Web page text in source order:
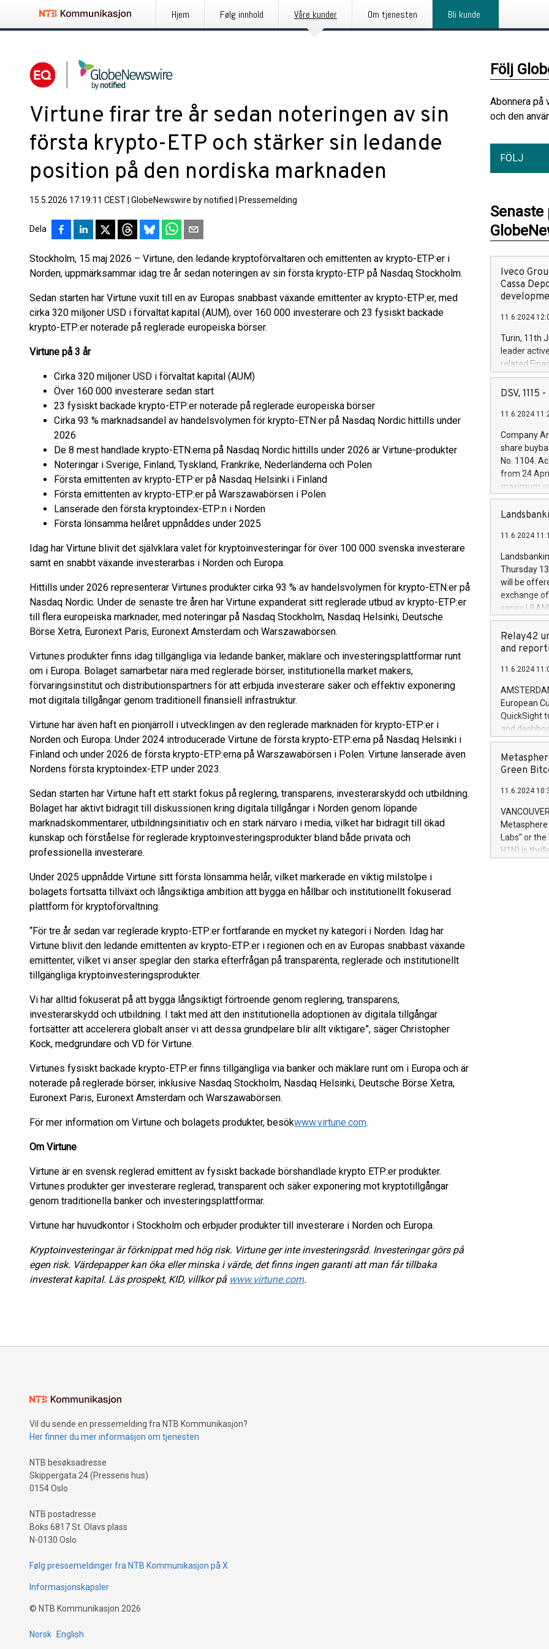
Hjem Følg innhold Våre kunder Om tjenesten Bli kunde
Virtune firar tre år sedan noteringen av sin
första krypto-ETP och stärker sin ledande
position på den nordiska marknaden
15.5.2026 17:19:11 CEST GlobeNewswire by notified Pressemelding
Dela
Stockholm, 15 maj 2026 – Virtune, den ledande kryptoförvaltaren och emittenten av krypto-ETP:er i
Norden, uppmärksammar idag tre år sedan noteringen av sin första krypto-ETP på Nasdaq Stockholm.
Sedan starten har Virtune vuxit till en av Europas snabbast växande emittenter av krypto-ETP:er, med
cirka 320 miljoner USD i förvaltat kapital (AUM), över 160 000 investerare och 23 fysiskt backade
krypto-ETP:er noterade på reglerade europeiska börser.
Virtune på 3 år
Cirka 320 miljoner USD i förvaltat kapital (AUM)
Över 160 000 investerare sedan start
23 fysiskt backade krypto-ETP:er noterade på reglerade europeiska börser
Cirka 93 % marknadsandel av handelsvolymen för krypto-ETN:er på Nasdaq Nordic hittills under
2026
De 8 mest handlade krypto-ETN:erna på Nasdaq Nordic hittills under 2026 är Virtune-produkter
Noteringar i Sverige, Finland, Tyskland, Frankrike, Nederländerna och Polen
Första emittenten av krypto-ETP:er på Nasdaq Helsinki i Finland
Första emittenten av krypto-ETP:er på Warszawabörsen i Polen
Lanserade den första kryptoindex-ETP:n i Norden
Första lönsamma helåret uppnåddes under 2025
Idag har Virtune blivit det självklara valet för kryptoinvesteringar för över 100 000 svenska investerare
samt en snabbt växande investerarbas i Norden och Europa.
Hittills under 2026 representerar Virtunes produkter cirka 93 % av handelsvolymen för krypto-ETN:er på
Nasdaq Nordic. Under de senaste tre åren har Virtune expanderat sitt reglerade utbud av krypto-ETP:er
till flera europeiska marknader, med noteringar på Nasdaq Stockholm, Nasdaq Helsinki, Deutsche
Börse Xetra, Euronext Paris, Euronext Amsterdam och Warszawabörsen.
Virtunes produkter finns idag tillgängliga via ledande banker, mäklare och investeringsplattformar runt
om i Europa. Bolaget samarbetar nära med reglerade börser, institutionella market makers,
förvaringsinstitut och distributionspartners för att erbjuda investerare säker och effektiv exponering
mot digitala tillgångar genom traditionell finansiell infrastruktur.
Virtune har även haft en pionjärroll i utvecklingen av den reglerade marknaden för krypto-ETP:er i
Norden och Europa. Under 2024 introducerade Virtune de första krypto-ETP:erna på Nasdaq Helsinki i
Finland och under 2026 de första krypto-ETP:erna på Warszawabörsen i Polen. Virtune lanserade även
Nordens första kryptoindex-ETP under 2023.
Sedan starten har Virtune haft ett starkt fokus på reglering, transparens, investerarskydd och utbildning.
Bolaget har aktivt bidragit till diskussionen kring digitala tillgångar i Norden genom löpande
marknadskommentarer, utbildningsinitiativ och en stark närvaro i media, vilket har bidragit till ökad
kunskap och förståelse för reglerade kryptoinvesteringsprodukter bland både privata och
professionella investerare.
Under 2025 uppnådde Virtune sitt första lönsamma helår, vilket markerade en viktig milstolpe i
bolagets fortsatta tillväxt och långsiktiga ambition att bygga en hållbar och institutionellt fokuserad
plattform för kryptoförvaltning.
“För tre år sedan var reglerade krypto-ETP:er fortfarande en mycket ny kategori i Norden. Idag har
Virtune blivit den ledande emittenten av krypto-ETP:er i regionen och en av Europas snabbast växande
emittenter, vilket vi anser speglar den starka efterfrågan på transparenta, reglerade och institutionellt
tillgängliga kryptoinvesteringsprodukter.
Vi har alltid fokuserat på att bygga långsiktigt förtroende genom reglering, transparens,
investerarskydd och utbildning. I takt med att den institutionella adoptionen av digitala tillgångar
fortsätter att accelerera globalt anser vi att dessa grundpelare blir allt viktigare”, säger Christopher
Kock, medgrundare och VD för Virtune.
Virtunes fysiskt backade krypto-ETP:er finns tillgängliga via banker och mäklare runt om i Europa och är
noterade på reglerade börser, inklusive Nasdaq Stockholm, Nasdaq Helsinki, Deutsche Börse Xetra,
Euronext Paris, Euronext Amsterdam och Warszawabörsen.
För mer information om Virtune och bolagets produkter, besökwww.virtune.com.
Om Virtune
Virtune är en svensk reglerad emittent av fysiskt backade börshandlade krypto ETP:er produkter.
Virtunes produkter ger investerare reglerad, transparent och säker exponering mot kryptotillgångar
genom traditionella banker och investeringsplattformar.
Virtune har huvudkontor i Stockholm och erbjuder produkter till investerare i Norden och Europa.
Kryptoinvesteringar är förknippat med hög risk. Virtune ger inte investeringsråd. Investeringar görs på
egen risk. Värdepapper kan öka eller minska i värde, det finns ingen garanti att man får tillbaka
investerat kapital. Läs prospekt, KID, villkor på www.virtune.com.
Följ
Abonnera på
och den
FÖLJ
Iveco
Cassa
11.6.2024
Turin, 11th
leader
related
facility of
creation of
Iveco
increasing
financed
be made by
(EXM: IVG)
brands are
DSV, 1115
11.6.2024
Company
share
No. 1104.
from 24
maximum
shares,
European
the rules on
the
to as the
days 1-
11.6.2024
Thursday
will be
exchange
series
covered
price of the
20 June
Markets will
+354 410
Relay42
and
11.6.2024
European
QuickSight
and
customer
to dive
the
module, in
module
Relay42
their data
customers
Marketers
Green
11.6.2024
Labs" or the
H1N) is
Vil du sende en pressemelding fra NTB Kommunikasjon?
Her finner du mer informasjon om tjenesten
NTB besøksadresse
Skippergata 24 (Pressens hus)
0154 Oslo
NTB postadresse
Boks 6817 St. Olavs plass
N-0130 Oslo
Følg pressemeldinger fra NTB Kommunikasjon på X
Informasjonskapsler
© NTB Kommunikasjon 2026
Norsk English